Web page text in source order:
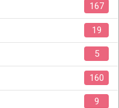
167
19
5
160
9